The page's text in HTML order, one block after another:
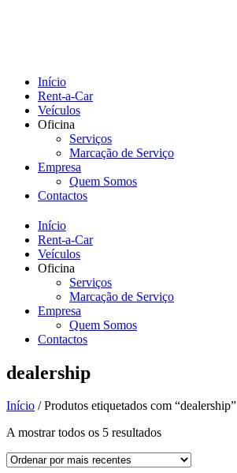
Início
Rent-a-Car
Veículos
Oficina
Serviços
Marcação de Serviço
Empresa
Quem Somos
Contactos
Início
Rent-a-Car
Veículos
Oficina
Serviços
Marcação de Serviço
Empresa
Quem Somos
Contactos
dealership
Início / Produtos etiquetados com “dealership”
A mostrar todos os 5 resultadosOrdenado
mais